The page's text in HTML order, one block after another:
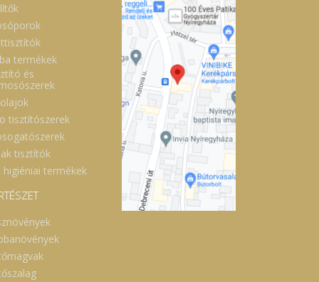
termékek
és
tisztítószerek
tisztítók
higiéniai termékek